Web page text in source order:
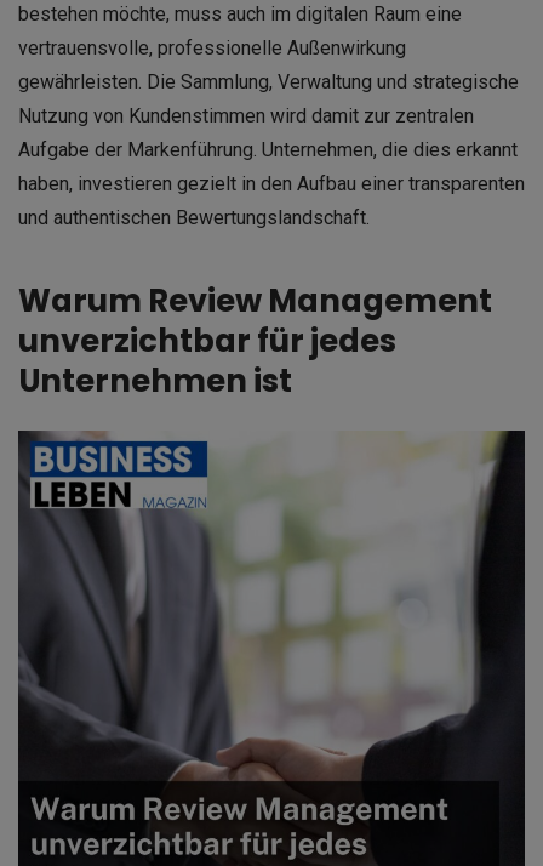
bestehen möchte, muss auch im digitalen Raum eine
vertrauensvolle, professionelle Außenwirkung
gewährleisten. Die Sammlung, Verwaltung und strategische
Nutzung von Kundenstimmen wird damit zur zentralen
Aufgabe der Markenführung. Unternehmen, die dies erkannt
haben, investieren gezielt in den Aufbau einer transparenten
und authentischen Bewertungslandschaft.
Warum Review Management
unverzichtbar für jedes
Unternehmen ist